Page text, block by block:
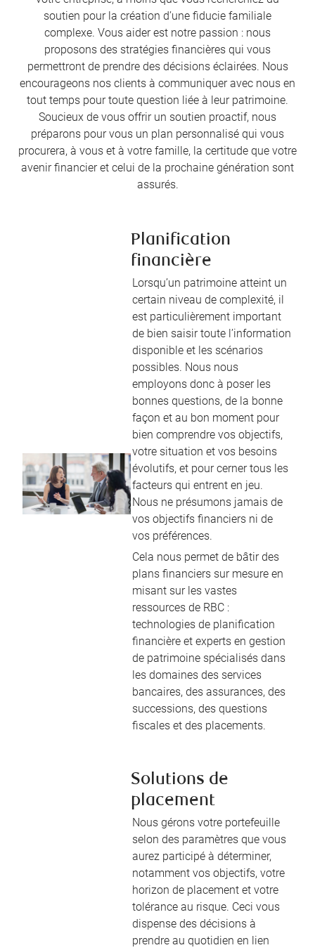
soutien pour la création d’une fiducie familiale
complexe. Vous aider est notre passion : nous
proposons des stratégies financières qui vous
permettront de prendre des décisions éclairées. Nous
encourageons nos clients à communiquer avec nous en
tout temps pour toute question liée à leur patrimoine.
Soucieux de vous offrir un soutien proactif, nous
préparons pour vous un plan personnalisé qui vous
procurera, à vous et à votre famille, la certitude que votre
avenir financier et celui de la prochaine génération sont
assurés.
Planification
financière
Lorsqu’un patrimoine atteint un
certain niveau de complexité, il
est particulièrement important
de bien saisir toute l’information
disponible et les scénarios
possibles. Nous nous
employons donc à poser les
bonnes questions, de la bonne
façon et au bon moment pour
bien comprendre vos objectifs,
votre situation et vos besoins
évolutifs, et pour cerner tous les
facteurs qui entrent en jeu.
Nous ne présumons jamais de
vos objectifs financiers ni de
vos préférences.
Cela nous permet de bâtir des
plans financiers sur mesure en
misant sur les vastes
ressources de RBC :
technologies de planification
financière et experts en gestion
de patrimoine spécialisés dans
les domaines des services
bancaires, des assurances, des
successions, des questions
fiscales et des placements.
Solutions de
placement
Nous gérons votre portefeuille
selon des paramètres que vous
aurez participé à déterminer,
notamment vos objectifs, votre
horizon de placement et votre
tolérance au risque. Ceci vous
dispense des décisions à
prendre au quotidien en lien